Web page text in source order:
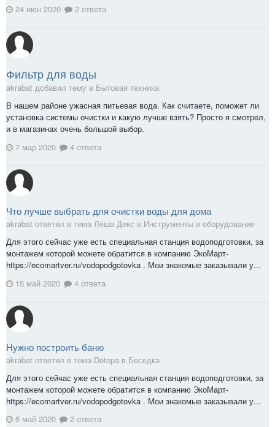
24 июн 2020
2 ответа
Фильтр для воды
akrabat добавил тему в Бытовая техника
В нашем районе ужасная питьевая вода. Как считаете, поможет ли
установка системы очистки и какую лучше взять? Просто я смотрел,
и в магазинах очень большой выбор.
7 мар 2020
4 ответа
Что лучше выбрать для очистки воды для дома
akrabat ответил в тема Лёша Декс в Инструменты и оборудование
Для этого сейчас уже есть специальная станция водоподготовки, за
монтажем которой можете обратится в компанию ЭкоМарт-
https://ecomartver.ru/vodopodgotovka . Мои знакомые заказывали у...
15 май 2020
4 ответа
Нужно построить баню
akrabat ответил в тема Detopa в Беседка
Для этого сейчас уже есть специальная станция водоподготовки, за
монтажем которой можете обратится в компанию ЭкоМарт-
https://ecomartver.ru/vodopodgotovka . Мои знакомые заказывали у...
6 май 2020
2 ответа